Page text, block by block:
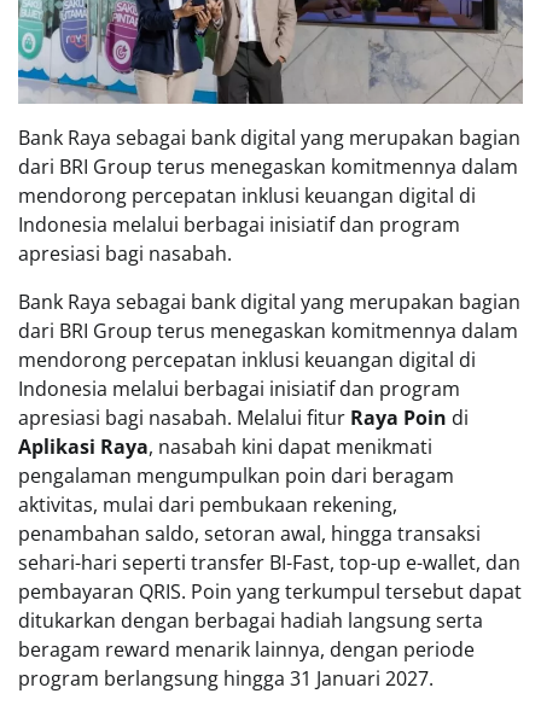
Bank Raya sebagai bank digital yang merupakan bagian
dari BRI Group terus menegaskan komitmennya dalam
mendorong percepatan inklusi keuangan digital di
Indonesia melalui berbagai inisiatif dan program
apresiasi bagi nasabah.
Bank Raya sebagai bank digital yang merupakan bagian
dari BRI Group terus menegaskan komitmennya dalam
mendorong percepatan inklusi keuangan digital di
Indonesia melalui berbagai inisiatif dan program
apresiasi bagi nasabah. Melalui fitur Raya Poin di
Aplikasi Raya, nasabah kini dapat menikmati
pengalaman mengumpulkan poin dari beragam
aktivitas, mulai dari pembukaan rekening,
penambahan saldo, setoran awal, hingga transaksi
sehari-hari seperti transfer BI-Fast, top-up e-wallet, dan
pembayaran QRIS. Poin yang terkumpul tersebut dapat
ditukarkan dengan berbagai hadiah langsung serta
beragam reward menarik lainnya, dengan periode
program berlangsung hingga 31 Januari 2027.